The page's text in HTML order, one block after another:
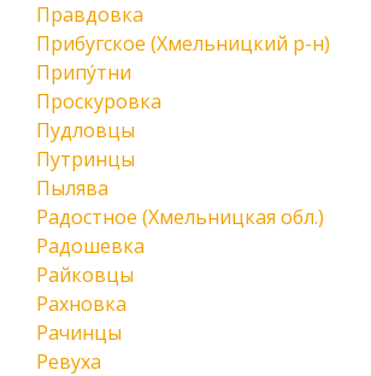
Правдовка
Прибугское (Хмельницкий р-н)
Припу́тни
Проскуровка
Пудловцы
Путринцы
Пылява
Радостное (Хмельницкая обл.)
Радошевка
Райковцы
Рахновка
Рачинцы
Ревуха